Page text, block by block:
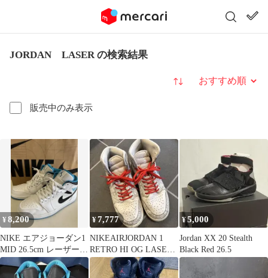
JORDAN LASER の検索結果
販売中のみ表示
並び替え
¥8,200
NIKE エアジョーダン1
MID 26.5cm レーザーブ
ルー
¥7,777
NIKEAIRJORDAN 1
RETRO HI OG LASER
30周年記念
¥5,000
Jordan XX 20 Stealth
Black Red 26.5